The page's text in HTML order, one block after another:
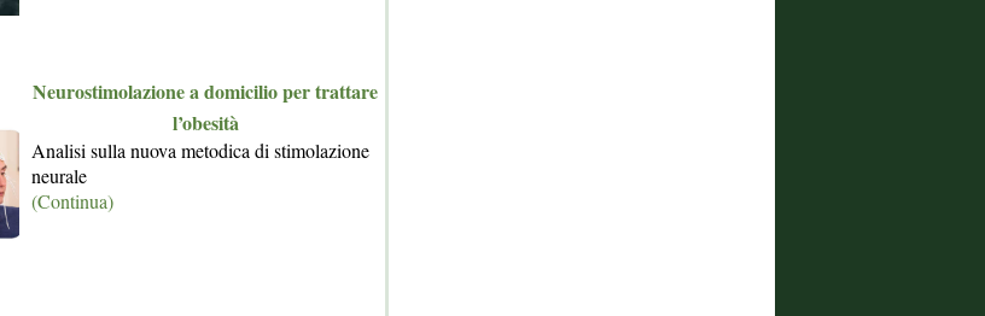
Neurostimolazione a domicilio per trattare
l’obesità
Analisi sulla nuova metodica di stimolazione
neurale
(Continua)